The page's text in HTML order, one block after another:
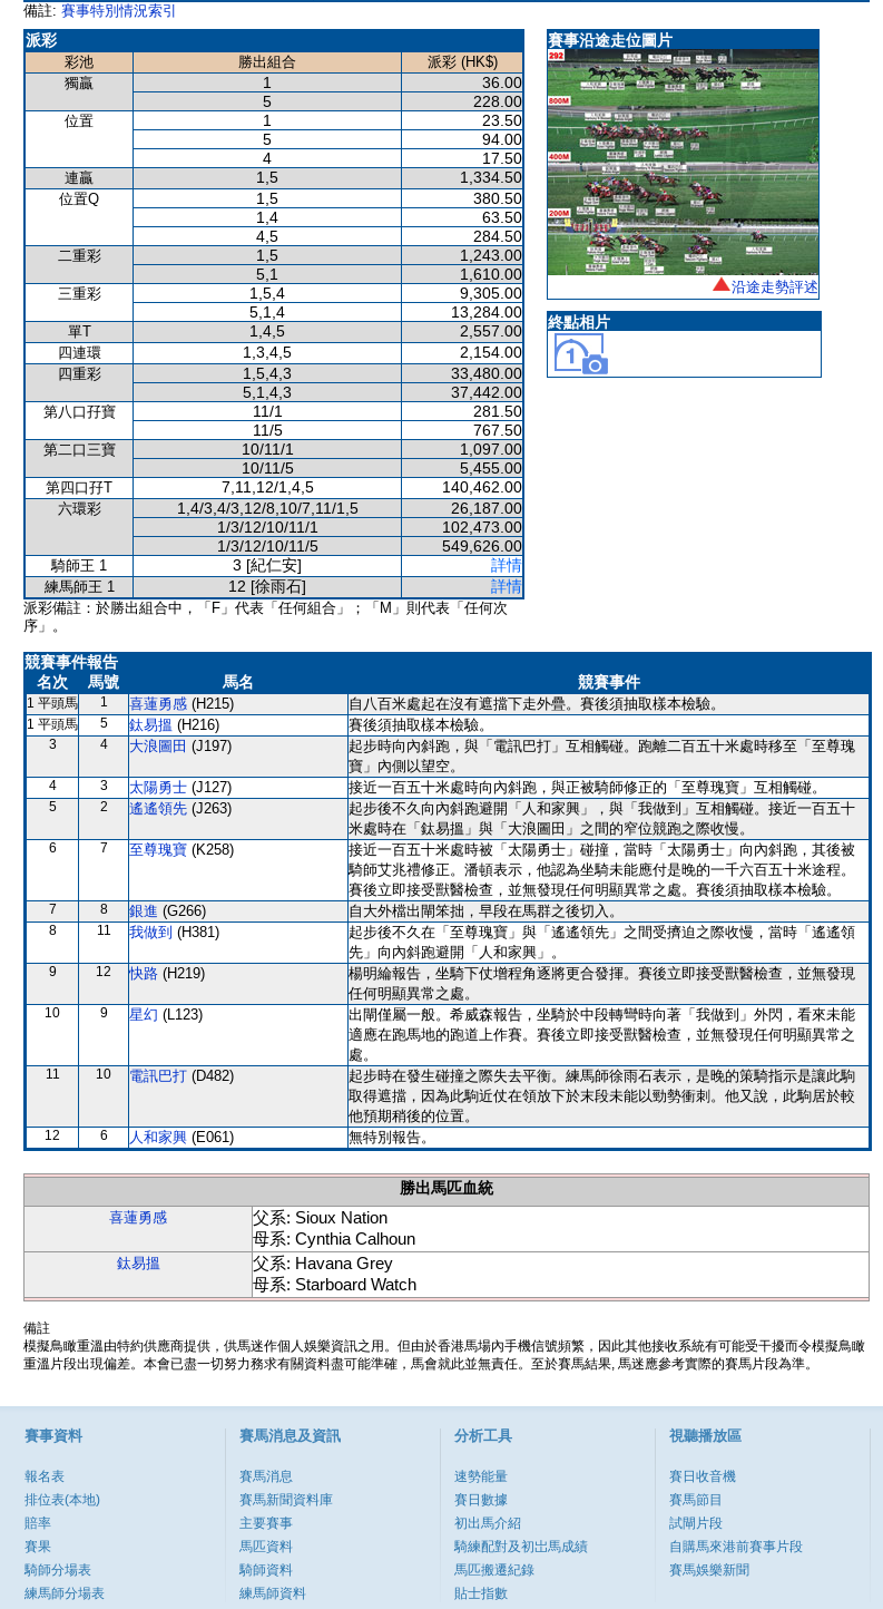
備註: 賽事特別情況索引
派彩
彩池 勝出組合
派彩 (HK$)
獨贏
1
36.00
5
228.00
位置 1
23.50
5
94.00
4
17.50
連贏 1,5 1,334.50
位置Q 1,5
380.50
1,4
63.50
4,5
284.50
二重彩 1,5
1,243.00
5,1
1,610.00
三重彩 1,5,4
9,305.00
5,1,4
13,284.00
單T 1,4,5 2,557.00
四連環 1,3,4,5 2,154.00
四重彩 1,5,4,3
33,480.00
5,1,4,3
37,442.00
第八口孖寶 11/1
281.50
11/5
767.50
第二口三寶 10/11/1
1,097.00
10/11/5
5,455.00
第四口孖T 7,11,12/1,4,5 140,462.00
六環彩 1,4/3,4/3,12/8,10/7,11/1,5
26,187.00
1/3/12/10/11/1
102,473.00
1/3/12/10/11/5
549,626.00
騎師王 1 3 [紀仁安] 詳情
練馬師王 1 12 [徐雨石] 詳情
派彩備註：於勝出組合中，「F」代表「任何組合」；「M」則代表「任何次
序」。
賽事沿途走位圖片
沿途走勢評述
終點相片
競賽事件報告
名次
馬號 馬名 競賽事件
1 平頭馬 1 喜蓮勇感 (H215) 自八百米處起在沒有遮擋下走外疊。賽後須抽取樣本檢驗。
1 平頭馬 5 鈦易搵 (H216) 賽後須抽取樣本檢驗。
3 4 大浪圖田 (J197)
起步時向內斜跑，與「電訊巴打」互相觸碰。跑離二百五十米處時移至「至尊瑰
寶」內側以望空。
4 3 太陽勇士 (J127) 接近一百五十米處時向內斜跑，與正被騎師修正的「至尊瑰寶」互相觸碰。
5 2 遙遙領先 (J263)
起步後不久向內斜跑避開「人和家興」，與「我做到」互相觸碰。接近一百五十
米處時在「鈦易搵」與「大浪圖田」之間的窄位競跑之際收慢。
6 7 至尊瑰寶 (K258)
接近一百五十米處時被「太陽勇士」碰撞，當時「太陽勇士」向內斜跑，其後被
騎師艾兆禮修正。潘頓表示，他認為坐騎未能應付是晚的一千六百五十米途程。
賽後立即接受獸醫檢查，並無發現任何明顯異常之處。賽後須抽取樣本檢驗。
7 8 銀進 (G266) 自大外檔出閘笨拙，早段在馬群之後切入。
8 11 我做到 (H381)
起步後不久在「至尊瑰寶」與「遙遙領先」之間受擠迫之際收慢，當時「遙遙領
先」向內斜跑避開「人和家興」。
9 12 快路 (H219)
楊明綸報告，坐騎下仗增程角逐將更合發揮。賽後立即接受獸醫檢查，並無發現
任何明顯異常之處。
10 9 星幻 (L123)
出閘僅屬一般。希威森報告，坐騎於中段轉彎時向著「我做到」外閃，看來未能
適應在跑馬地的跑道上作賽。賽後立即接受獸醫檢查，並無發現任何明顯異常之
處。
11 10 電訊巴打 (D482)
起步時在發生碰撞之際失去平衡。練馬師徐雨石表示，是晚的策騎指示是讓此駒
取得遮擋，因為此駒近仗在領放下於末段未能以勁勢衝刺。他又說，此駒居於較
他預期稍後的位置。
12 6 人和家興 (E061) 無特別報告。
勝出馬匹血統
喜蓮勇感
父系: Sioux Nation
母系: Cynthia Calhoun
鈦易搵
父系: Havana Grey
母系: Starboard Watch
備註
模擬鳥瞰重溫由特約供應商提供，供馬迷作個人娛樂資訊之用。但由於香港馬場內手機信號頻繁，因此其他接收系統有可能受干擾而令模擬鳥瞰
重溫片段出現偏差。本會已盡一切努力務求有關資料盡可能準確，馬會就此並無責任。至於賽馬結果, 馬迷應參考實際的賽馬片段為準。
賽事資料
報名表
排位表(本地)
賠率
賽果
騎師分場表
練馬師分場表
賽馬消息及資訊
賽馬消息
賽馬新聞資料庫
主要賽事
馬匹資料
騎師資料
練馬師資料
分析工具
速勢能量
賽日數據
初出馬介紹
騎練配對及初岀馬成績
馬匹搬遷紀錄
貼士指數
視聽播放區
賽日收音機
賽馬節目
試閘片段
自購馬來港前賽事片段
賽馬娛樂新聞